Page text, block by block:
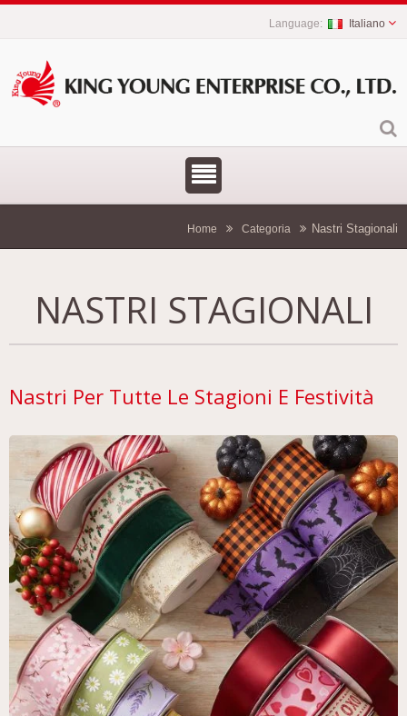
Italiano
Home Categoria Nastri Stagionali
NASTRI STAGIONALI
Nastri Per Tutte Le Stagioni E Festività